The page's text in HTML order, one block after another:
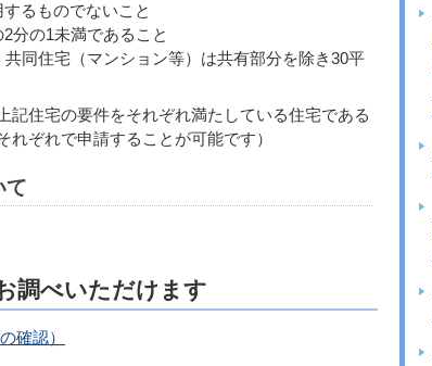
るものでないこと
分の1未満であること
同住宅（マンション等）は共有部分を除き30平
記住宅の要件をそれぞれ満たしている住宅である
ぞれで申請することが可能です）
て
調べいただけます
確認）